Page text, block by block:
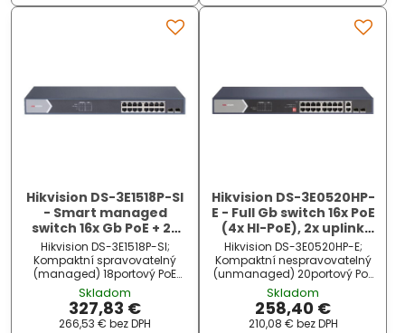
Hikvision DS-3E1518P-SI
- Smart managed
switch 16x Gb PoE + 2x
Gb SFP Uplink, 225W,
Super PoE - dosah až
300m
Hikvision DS-3E1518P-SI;
Kompaktní spravovatelný
(managed) 18portový PoE
switch pro napájení IP kamer
či jiných zařízení s podporou
PoE. Nabízí PoE výstup 16×
802.3af/at (max. 30 W/port) s
Skladom
327,83 €
266,53 € bez DPH
Hikvision DS-3E0520HP-
E - Full Gb switch 16x PoE
(4x HI-PoE), 2x uplink
RJ-45 + 2x uplink SFP,
225W, dosah až 300m
Hikvision DS-3E0520HP-E;
Kompaktní nespravovatelný
(unmanaged) 20portový PoE
switch pro napájení IP kamer
či jiných zařízení s podporou
PoE. Nabízí PoE výstup 12×
802.3af/at (max. 30 W/port)
Skladom
258,40 €
210,08 € bez DPH